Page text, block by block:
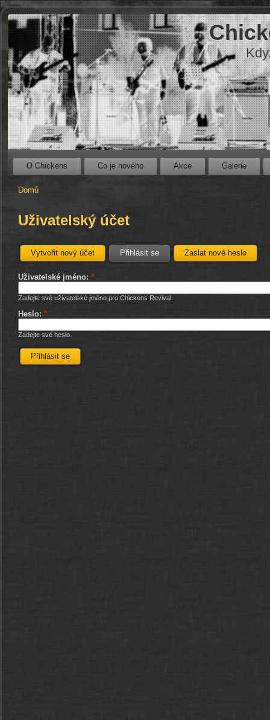
O Chickens Co je nového Akce Galerie
Domů
Uživatelský účet
Vytvořit nový účet Přihlásit se Zaslat nové heslo
Uživatelské jméno: *
Zadejte své uživatelské jméno pro Chickens Revival.
Heslo: *
Zadejte své heslo.